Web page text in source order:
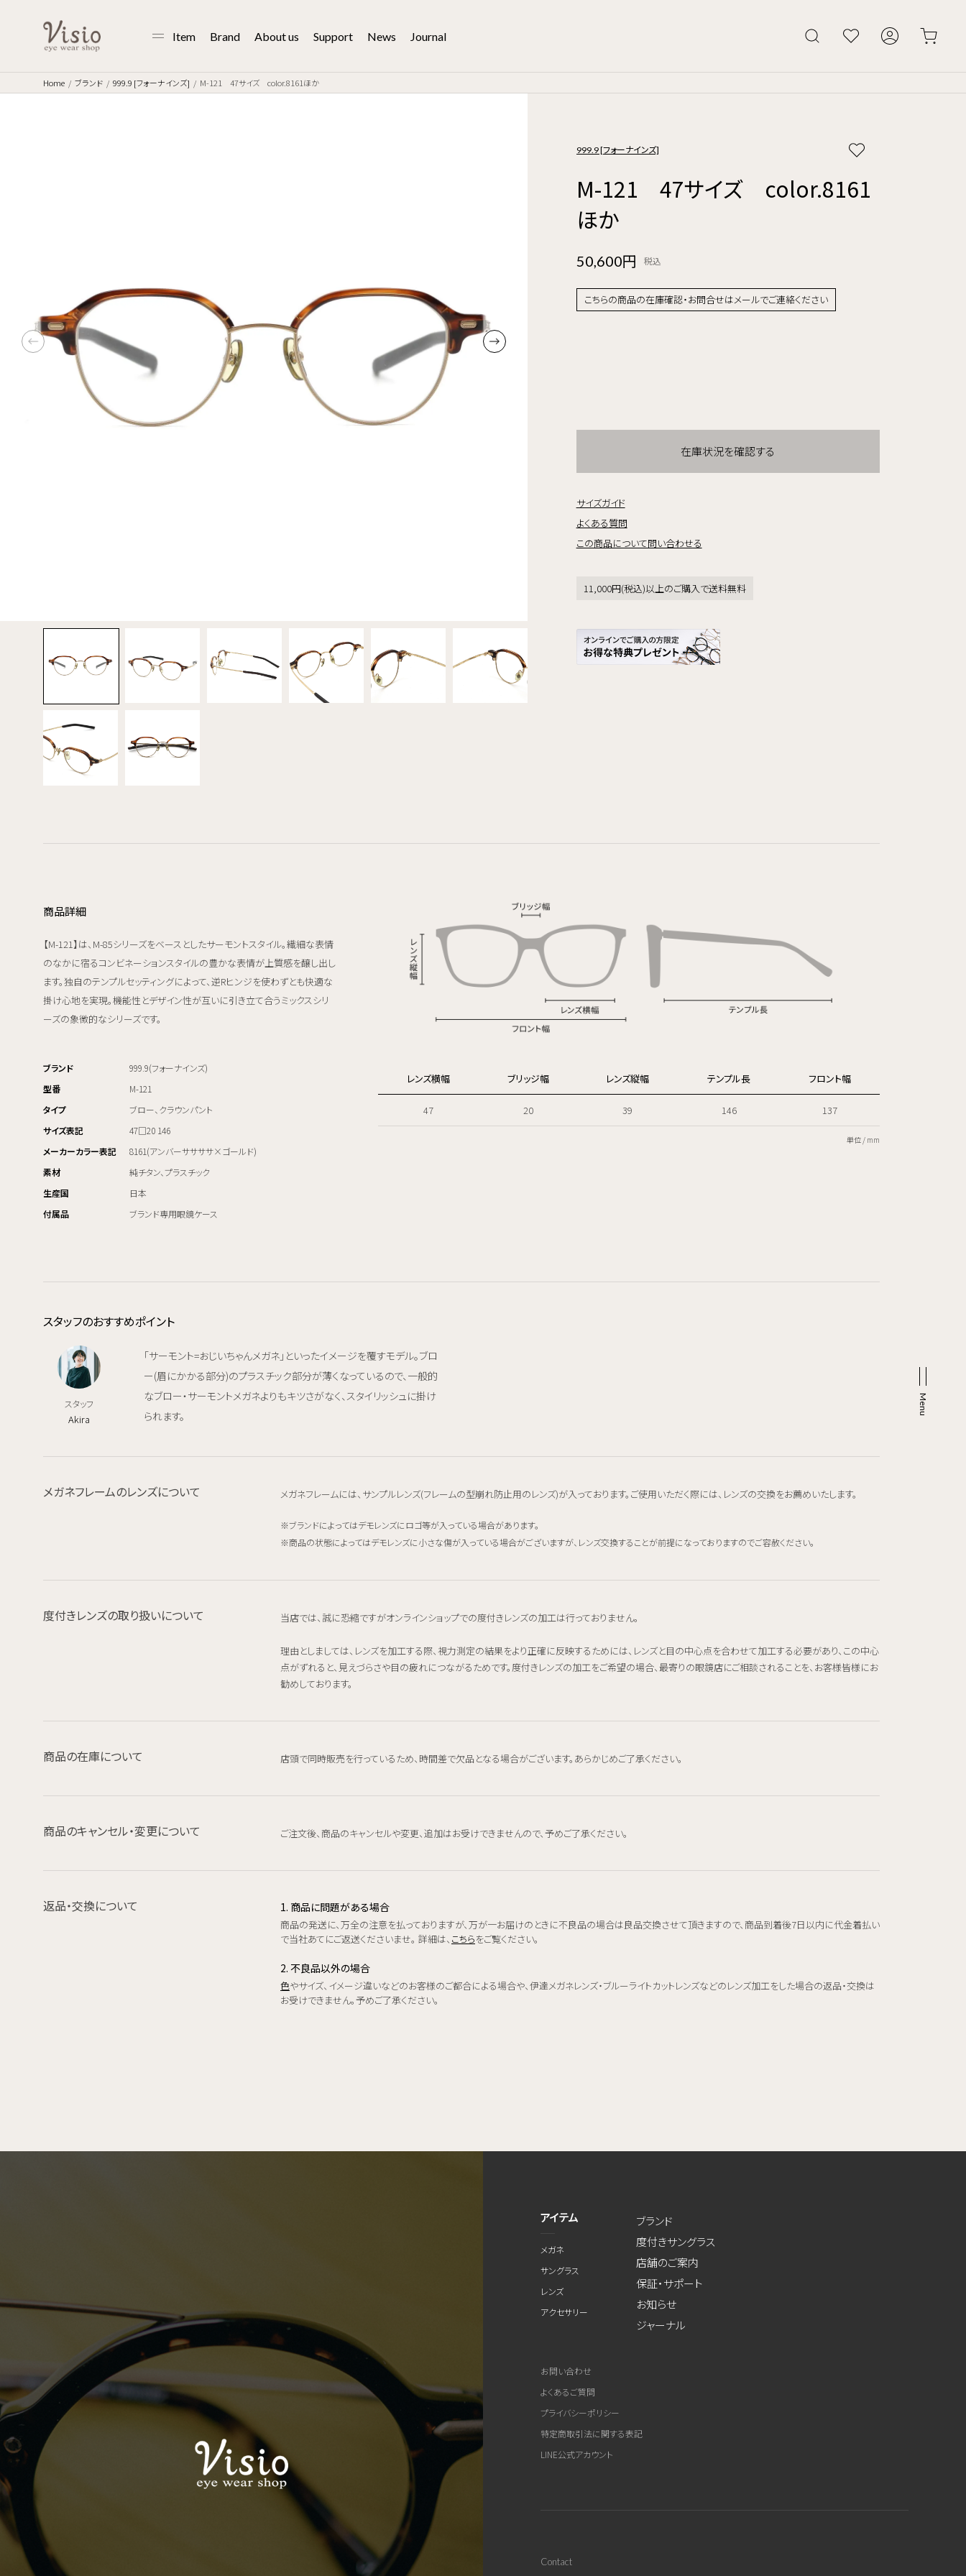
Item Brand About us Support News Journal
Home ブランド 999.9 [フォーナインズ] M-121 47サイズ color.8161ほか
999.9 [フォーナインズ]
M-121 47サイズ color.8161
ほか
50,600円 税込
こちらの商品の在庫確認・お問合せはメールでご連絡ください
在庫状況を確認する
サイズガイド
よくある質問
この商品について問い合わせる
11,000円(税込)以上のご購入で送料無料
商品詳細
【M-121】は、M-85シリーズをベースとしたサーモントスタイル。繊細な表情
のなかに宿るコンビネーションスタイルの豊かな表情が上質感を醸し出し
ます。独自のテンプルセッティングによって、逆Rヒンジを使わずとも快適な
掛け心地を実現。機能性とデザイン性が互いに引き立て合うミックスシリ
ーズの象徴的なシリーズです。
ブランド
999.9(フォーナインズ)
型番
M-121
タイプ
ブロー、クラウンパント
サイズ表記
47□20 146
メーカーカラー表記
8161(アンバーササササ×ゴールド)
素材
純チタン、プラスチック
生産国
日本
付属品
ブランド専用眼鏡ケース
レンズ横幅 ブリッジ幅 レンズ縦幅 テンプル長 フロント幅
47 20 39 146 137
単位 / mm
スタッフのおすすめポイント
スタッフ
Akira
「サーモント=おじいちゃんメガネ」といったイメージを覆すモデル。ブロ
ー(眉にかかる部分)のプラスチック部分が薄くなっているので、一般的
なブロー・サーモントメガネよりもキツさがなく、スタイリッシュに掛け
られます。
メガネフレームのレンズについて メガネフレームには、サンプルレンズ(フレームの型崩れ防止用のレンズ)が入っております。ご使用いただく際には、レンズの交換をお薦めいたします。
ブランドによってはデモレンズにロゴ等が入っている場合があります。
商品の状態によってはデモレンズに小さな傷が入っている場合がございますが、レンズ交換することが前提になっておりますのでご容赦ください。
度付きレンズの取り扱いについて 当店では、誠に恐縮ですがオンラインショップでの度付きレンズの加工は行っておりません。
理由としましては、レンズを加工する際、視力測定の結果をより正確に反映するためには、レンズと目の中心点を合わせて加工する必要があり、この中心
点がずれると、見えづらさや目の疲れにつながるためです。度付きレンズの加工をご希望の場合、最寄りの眼鏡店にご相談されることを、お客様皆様にお
勧めしております。
商品の在庫について 店頭で同時販売を行っているため、時間差で欠品となる場合がございます。あらかじめご了承ください。
商品のキャンセル・変更について ご注文後、商品のキャンセルや変更、追加はお受けできませんので、予めご了承ください。
返品・交換について 1. 商品に問題がある場合
商品の発送に、万全の注意を払っておりますが、万が一お届けのときに不良品の場合は良品交換させて頂きますので、商品到着後7日以内に代金着払い
で当社あてにご返送くださいませ。 詳細は、 こちらをご覧ください。
2. 不良品以外の場合
色やサイズ、イメージ違いなどのお客様のご都合による場合や、伊達メガネレンズ・ブルーライトカットレンズなどのレンズ加工をした場合の返品・交換は
お受けできません。予めご了承ください。
アイテム
メガネ
サングラス
レンズ
アクセサリー
ブランド
度付きサングラス
店舗のご案内
保証・サポート
お知らせ
ジャーナル
お問い合わせ
よくあるご質問
プライバシーポリシー
特定商取引法に関する表記
LINE公式アカウント
Contact